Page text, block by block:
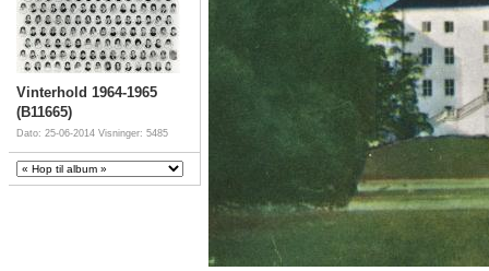
Vinterhold 1964-1965
(B11665)
Dato: 25-06-2014 Visninger: 5485